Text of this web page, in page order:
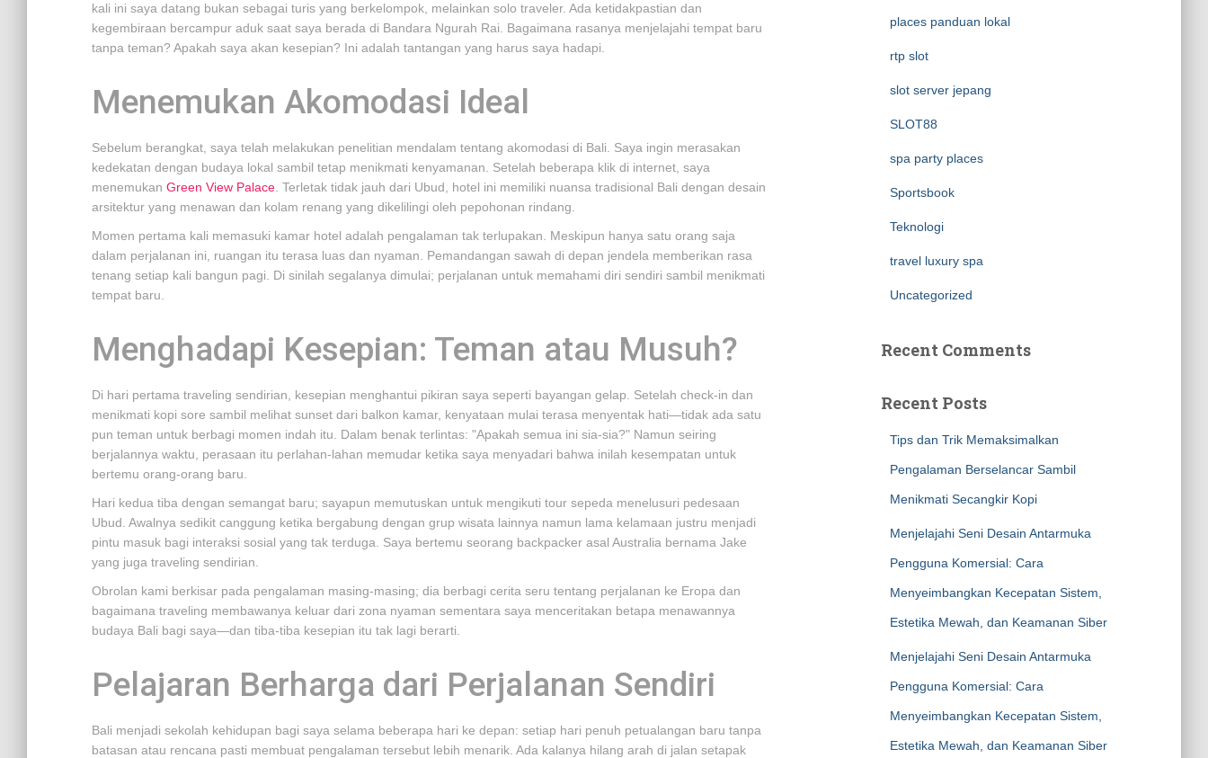
kali ini saya datang bukan sebagai turis yang berkelompok, melainkan solo traveler. Ada ketidakpastian dan
kegembiraan bercampur aduk saat saya berada di Bandara Ngurah Rai. Bagaimana rasanya menjelajahi tempat baru
tanpa teman? Apakah saya akan kesepian? Ini adalah tantangan yang harus saya hadapi.
Menemukan Akomodasi Ideal
Sebelum berangkat, saya telah melakukan penelitian mendalam tentang akomodasi di Bali. Saya ingin merasakan
kedekatan dengan budaya lokal sambil tetap menikmati kenyamanan. Setelah beberapa klik di internet, saya
menemukan Green View Palace . Terletak tidak jauh dari Ubud, hotel ini memiliki nuansa tradisional Bali dengan desain
arsitektur yang menawan dan kolam renang yang dikelilingi oleh pepohonan rindang.
Momen pertama kali memasuki kamar hotel adalah pengalaman tak terlupakan. Meskipun hanya satu orang saja
dalam perjalanan ini, ruangan itu terasa luas dan nyaman. Pemandangan sawah di depan jendela memberikan rasa
tenang setiap kali bangun pagi. Di sinilah segalanya dimulai; perjalanan untuk memahami diri sendiri sambil menikmati
tempat baru.
Menghadapi Kesepian: Teman atau Musuh?
Di hari pertama traveling sendirian, kesepian menghantui pikiran saya seperti bayangan gelap. Setelah check-in dan
menikmati kopi sore sambil melihat sunset dari balkon kamar, kenyataan mulai terasa menyentak hati—tidak ada satu
pun teman untuk berbagi momen indah itu. Dalam benak terlintas: "Apakah semua ini sia-sia?" Namun seiring
berjalannya waktu, perasaan itu perlahan-lahan memudar ketika saya menyadari bahwa inilah kesempatan untuk
bertemu orang-orang baru.
Hari kedua tiba dengan semangat baru; sayapun memutuskan untuk mengikuti tour sepeda menelusuri pedesaan
Ubud. Awalnya sedikit canggung ketika bergabung dengan grup wisata lainnya namun lama kelamaan justru menjadi
pintu masuk bagi interaksi sosial yang tak terduga. Saya bertemu seorang backpacker asal Australia bernama Jake
yang juga traveling sendirian.
Obrolan kami berkisar pada pengalaman masing-masing; dia berbagi cerita seru tentang perjalanan ke Eropa dan
bagaimana traveling membawanya keluar dari zona nyaman sementara saya menceritakan betapa menawannya
budaya Bali bagi saya—dan tiba-tiba kesepian itu tak lagi berarti.
Pelajaran Berharga dari Perjalanan Sendiri
Bali menjadi sekolah kehidupan bagi saya selama beberapa hari ke depan: setiap hari penuh petualangan baru tanpa
batasan atau rencana pasti membuat pengalaman tersebut lebih menarik. Ada kalanya hilang arah di jalan setapak
places panduan lokal
rtp slot
slot server jepang
SLOT88
spa party places
Sportsbook
Teknologi
travel luxury spa
Uncategorized
Recent Comments
Recent Posts
Tips dan Trik Memaksimalkan
Pengalaman Berselancar Sambil
Menikmati Secangkir Kopi
Menjelajahi Seni Desain Antarmuka
Pengguna Komersial: Cara
Menyeimbangkan Kecepatan Sistem,
Estetika Mewah, dan Keamanan Siber
Menjelajahi Seni Desain Antarmuka
Pengguna Komersial: Cara
Menyeimbangkan Kecepatan Sistem,
Estetika Mewah, dan Keamanan Siber